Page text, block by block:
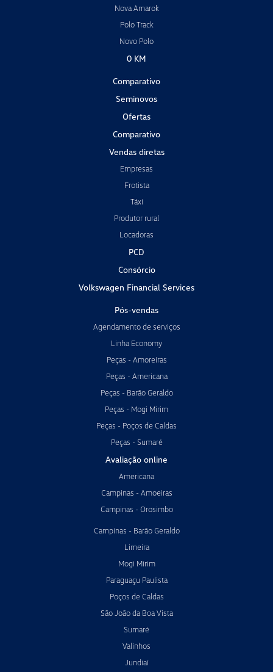
Nova Amarok
Polo Track
Novo Polo
0 KM
Comparativo
Seminovos
Ofertas
Comparativo
Vendas diretas
Empresas
Frotista
Táxi
Produtor rural
Locadoras
PCD
Consórcio
Volkswagen Financial Services
Pós-vendas
Agendamento de serviços
Linha Economy
Peças - Amoreiras
Peças - Americana
Peças - Barão Geraldo
Peças - Mogi Mirim
Peças - Poços de Caldas
Peças - Sumaré
Avaliação online
Americana
Campinas - Amoeiras
Campinas - Orosimbo
Campinas - Barão Geraldo
Limeira
Mogi Mirim
Paraguaçu Paulista
Poços de Caldas
São João da Boa Vista
Sumaré
Valinhos
Jundiaí